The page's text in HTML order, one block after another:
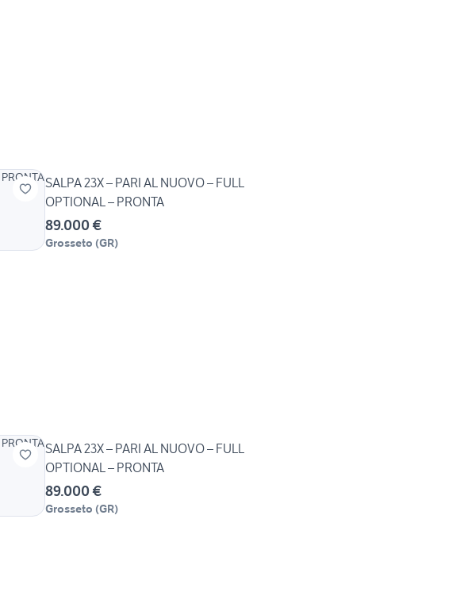
SALPA 23X – PARI AL NUOVO – FULL
OPTIONAL – PRONTA
89.000 €
Grosseto (GR)
SALPA 23X – PARI AL NUOVO – FULL
OPTIONAL – PRONTA
89.000 €
Grosseto (GR)